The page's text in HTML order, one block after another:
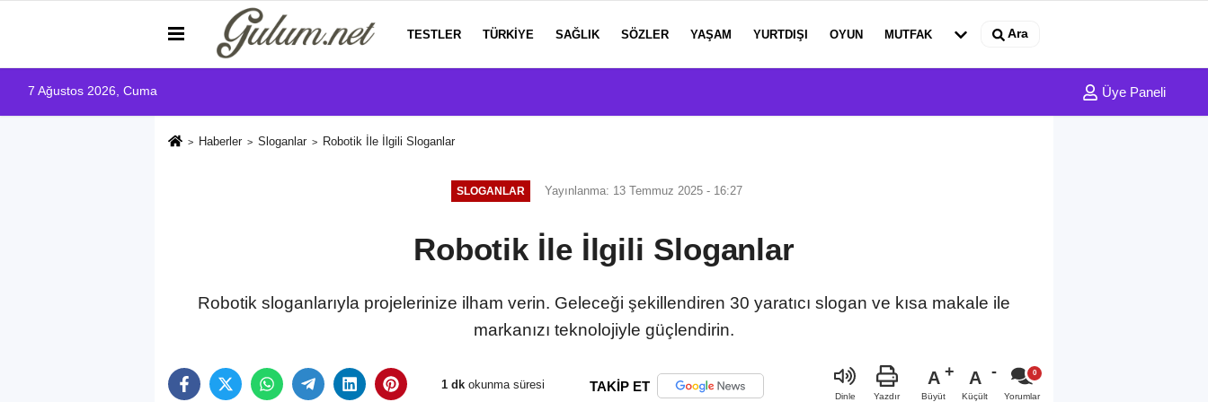
TESTLER TÜRKIYE SAĞLIK SÖZLER YAŞAM YURTDIŞI OYUN MUTFAK Ara
7 Ağustos 2026, Cuma Üye Paneli
Haberler Sloganlar Robotik İle İlgili Sloganlar
SLOGANLAR Yayınlanma: 13 Temmuz 2025 - 16:27
Robotik İle İlgili Sloganlar
Robotik sloganlarıyla projelerinize ilham verin. Geleceği şekillendiren 30 yaratıcı slogan ve kısa makale ile
markanızı teknolojiyle güçlendirin.
1 dk okunma süresi TAKİP ET
Dinle Yazdır
A
Büyüt
A
Küçült Yorumlar